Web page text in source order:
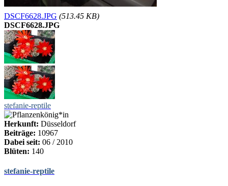
DSCF6628.JPG (513.45 KB)
DSCF6628.JPG
stefanie-reptile
Herkunft: Düsseldorf
Beiträge: 10967
Dabei seit: 06 / 2010
Blüten: 140
stefanie-reptile